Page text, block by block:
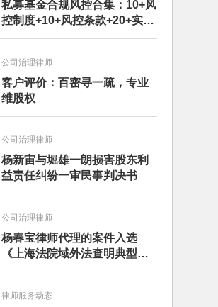
私募基金合规风控合集：10+风
控制度+10+风控条款+20+实务
文章+每月动态
公司治理律师
客户评价：百密寻一疏，专业
维股权
公司治理律师
杨新宙与堀雄一朗损害股东利
益责任纠纷一审民事判决书
公司治理律师
杨春宝律师代理的案件入选
《上海法院域外法查明典型案
例》
律师服务动态